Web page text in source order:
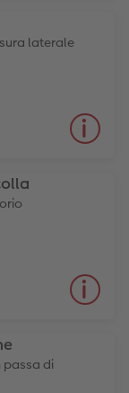
laterale
passa di